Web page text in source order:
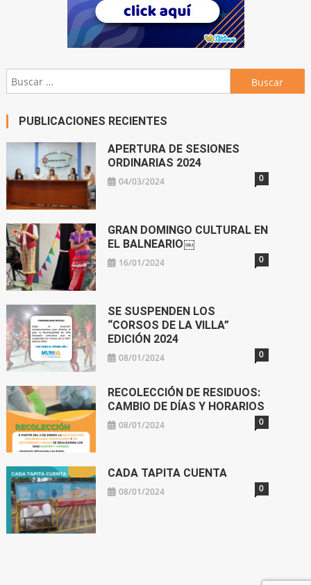
Buscar:
PUBLICACIONES RECIENTES
APERTURA DE SESIONES
ORDINARIAS 2024
04/03/2024 0
GRAN DOMINGO CULTURAL EN
EL BALNEARIO￼
16/01/2024 0
SE SUSPENDEN LOS
“CORSOS DE LA VILLA”
EDICIÓN 2024
08/01/2024 0
RECOLECCIÓN DE RESIDUOS:
CAMBIO DE DÍAS Y HORARIOS
08/01/2024 0
CADA TAPITA CUENTA
08/01/2024 0